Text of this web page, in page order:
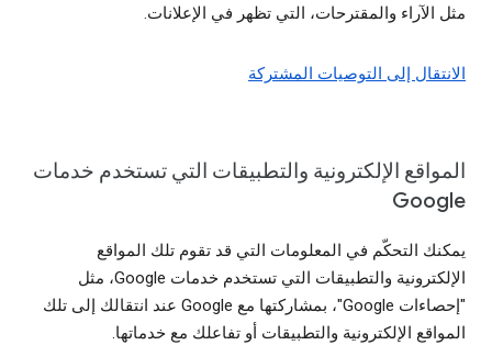
مثل الآراء والمقترحات، التي تظهر في الإعلانات.
الانتقال إلى التوصيات المشتركة
المواقع الإلكترونية والتطبيقات التي تستخدم خدمات
Google
يمكنك التحكّم في المعلومات التي قد تقوم تلك المواقع
الإلكترونية والتطبيقات التي تستخدم خدمات Google، مثل
"إحصاءات Google"، بمشاركتها مع Google عند انتقالك إلى تلك
المواقع الإلكترونية والتطبيقات أو تفاعلك مع خدماتها.